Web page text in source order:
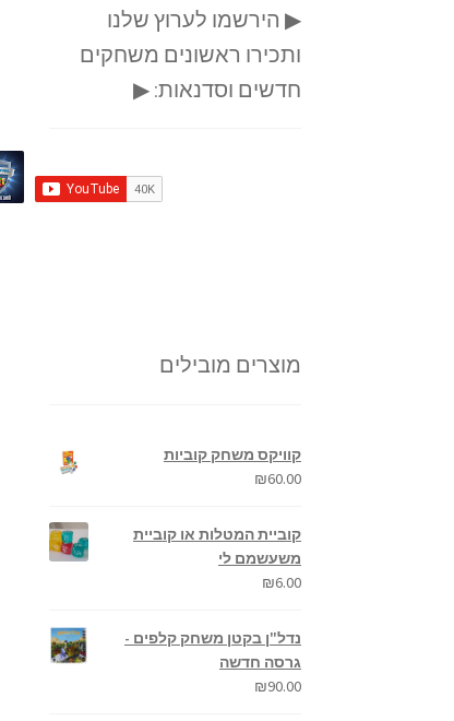
▶ הירשמו לערוץ שלנו
ותכירו ראשונים משחקים
חדשים וסדנאות: ▶
מוצרים מובילים
קוויקס משחק קוביות
₪60.00
קוביית המטלות או קוביית
משעשמם לי
₪6.00
נדל"ן בקטן משחק קלפים -
גרסה חדשה
₪90.00